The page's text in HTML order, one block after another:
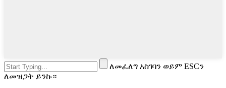
ለመፈለግ አስገባን ወይም ESCን
ለመዝጋት ይንኩ።